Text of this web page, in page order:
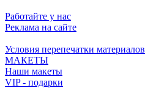
Работайте у нас
Реклама на сайте
Условия перепечатки материалов
МАКЕТЫ
Наши макеты
VIP - подарки